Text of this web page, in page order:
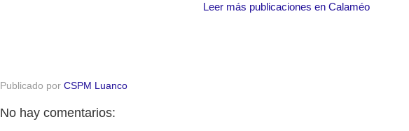
Leer más publicaciones en Calaméo
Publicado por CSPM Luanco
No hay comentarios: